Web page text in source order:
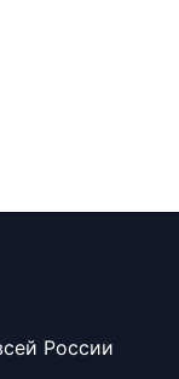
России